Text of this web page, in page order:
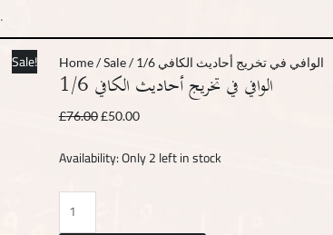
Sale!
Home/Sale / الوافي في تخريج أحاديث الكافي 1/6
الوافي في تخريج أحاديث الكافي 1/6
£76.00£50.00
Availability:Only 2 left in stock